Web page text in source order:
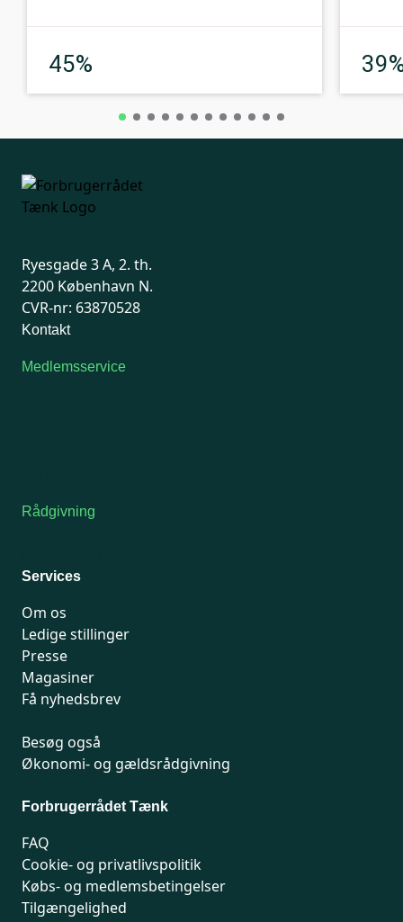
45%
Ryesgade 3 A, 2. th.
2200 København N.
CVR-nr: 63870528
Kontakt
Medlemsservice
Rådgivning
Services
Om os
Ledige stillinger
Presse
Magasiner
Få nyhedsbrev
Besøg også
Økonomi- og gældsrådgivning
Forbrugerrådet Tænk
FAQ
Cookie- og privatlivspolitik
Købs- og medlemsbetingelser
Tilgængelighed